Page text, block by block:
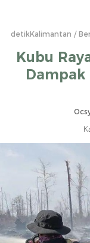
detikKalimantan
Kubu